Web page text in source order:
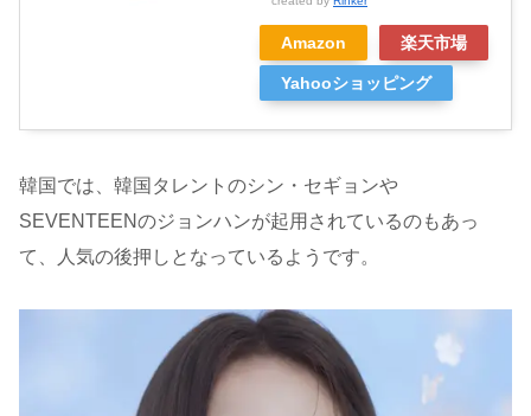
Amazon 楽天市場
Yahooショッピング
韓国では、韓国タレントのシン・セギョンや
SEVENTEENのジョンハンが起用されているのもあっ
て、人気の後押しとなっているようです。